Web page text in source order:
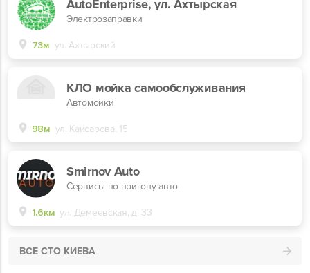
AutoEnterprise, ул. Ахтырская
Электрозаправки
73м ул. Ахтырский
КЛО мойка самообслуживания
Автомойки
98м ул. Кайсарова, 15
Smirnov Auto
Сервисы по пригону авто
1.6км ул. Демеевская, д. 33
ВСЕ СТО КИЕВА